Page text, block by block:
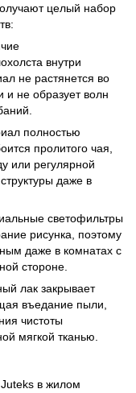
целый набор
внутри
не растянется во
и не образует волн
полностью
пролитого чая,
или регулярной
даже в
светофильтры
рисунка, поэтому
даже в комнатах с
стороне.
лак закрывает
въедание пыли,
чистоты
мягкой тканью.
в жилом